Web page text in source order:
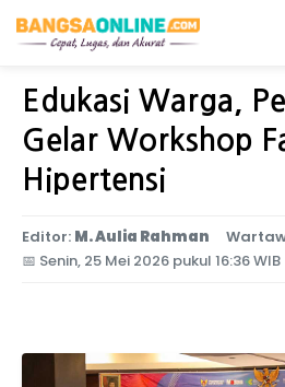
Home Jawa Timur
Edukasi Warga,
Gelar Workshop
Hipertensi
Editor: M. Aulia Rahman
📅 Senin, 25 Mei 2026 pukul 16:36 WIB